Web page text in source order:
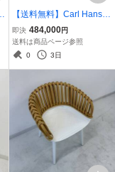
【送料無料】Carl Hansen
& Son CH78ラウンジ マ
マベアチェア■管理番号：
D-06-38
即決 484,000円
送料は商品ページ参照
0
3日